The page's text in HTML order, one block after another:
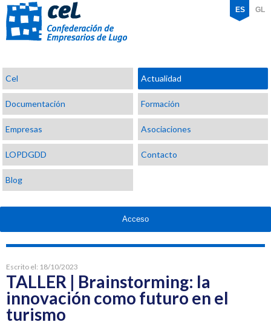
Confederación
de
Empresarios
de
Lugo
ES GL
Cel Actualidad
Documentación Formación
Empresas Asociaciones
LOPDGDD Contacto
Blog
Acceso
Escrito el: 18/10/2023
TALLER | Brainstorming: la
innovación como futuro en el
turismo